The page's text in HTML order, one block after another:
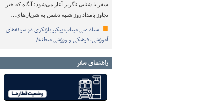
سفر با شتابی ناگزیر آغاز می‌شود؛ آنگاه که خبر
تجاوز بامداد روز شنبه دشمن به شریان‌های…
ستاد ملی میناب پیگیر بازنگری در سرانه‌های
آموزشی، فرهنگی و ورزشی منطقه/…
راهنمای سفر